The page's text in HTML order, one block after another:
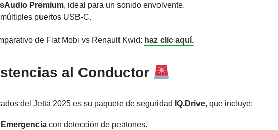
Premium, ideal para un sonido envolvente.
puertos USB-C.
de Fiat Mobi vs Renault Kwid: haz clic aquí.
al Conductor
del Jetta 2025 es su paquete de seguridad IQ.Drive, que incluye:
con detección de peatones.